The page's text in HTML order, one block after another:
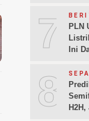
7
PLN
Ini
8